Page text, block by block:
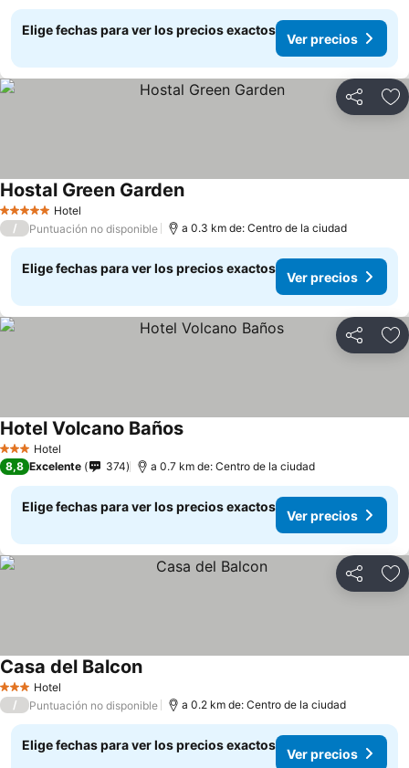
Elige fechas para ver los precios exactos
Ver precios
Compartir
5 Estrellas Hotel
Hostal Green Garden
/ Puntuación no disponible a 0.3 km de: Centro de la ciudad
Elige fechas para ver los precios exactos
Ver precios
Compartir
3 Estrellas
Hotel
Hotel Volcano Baños
8,8 Excelente 374 a 0.7 km de: Centro de la ciudad
Elige fechas para ver los precios exactos
Ver precios
Compartir
3 Estrellas
Hotel
Casa del Balcon
/ Puntuación no disponible a 0.2 km de: Centro de la ciudad
Elige fechas para ver los precios exactos
Ver precios